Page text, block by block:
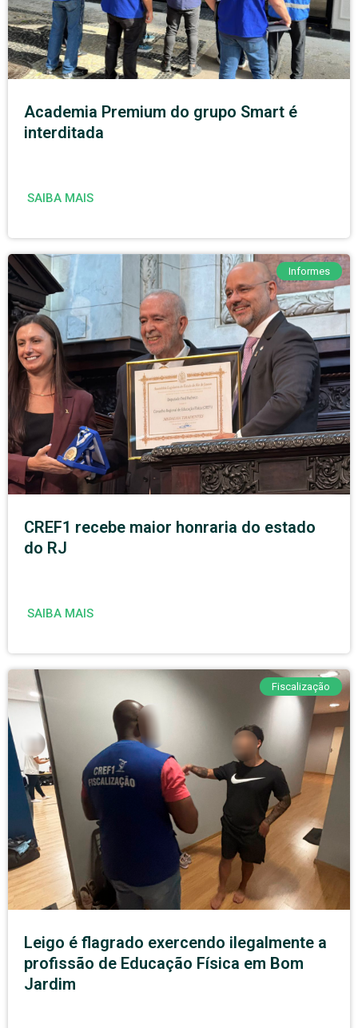
Academia Premium do grupo Smart é
interditada
SAIBA MAIS
Informes
CREF1 recebe maior honraria do estado
do RJ
SAIBA MAIS
Fiscalização
Leigo é flagrado exercendo ilegalmente a
profissão de Educação Física em Bom
Jardim